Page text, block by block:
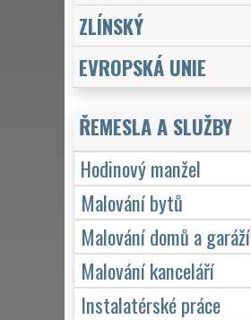
ZLÍNSKÝ
EVROPSKÁ UNIE
ŘEMESLA A SLUŽBY
Hodinový manžel
Malování bytů
Malování domů a garáží
Malování kanceláří
Instalatérské práce